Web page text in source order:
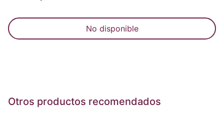
No disponible
Otros productos recomendados